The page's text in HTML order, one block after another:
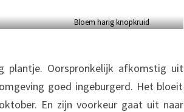
Bloem harig knopkruid
Oorspronkelijk afkomstig uit
goed ingeburgerd. Het bloeit
En zijn voorkeur gaat uit naar